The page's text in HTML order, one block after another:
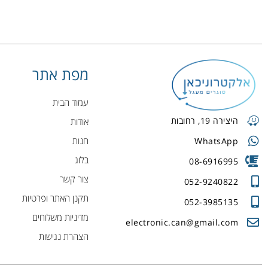
היצירה 19, רחובות
WhatsApp
08-6916995
052-9240822
052-3985135
electronic.can@gmail.com
מפת אתר
עמוד הבית
אודות
חנות
בלוג
צור קשר
תקנן האתר ופרטיות
מדיניות משלוחים
הצהרת נגישות